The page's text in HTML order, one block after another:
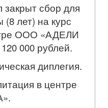
закрыт сбор для
(8 лет) на курс
ООО «АДЕЛИ
000 рублей.
диплегия.
в центре